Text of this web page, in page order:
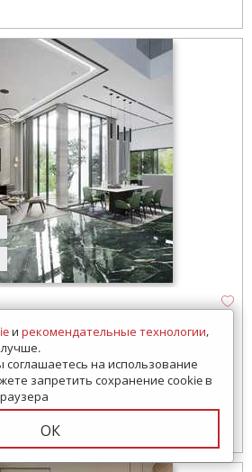
мм
и рекомендательные технологии,
соглашаетесь на использование
запретить сохранение cookie в
ОК